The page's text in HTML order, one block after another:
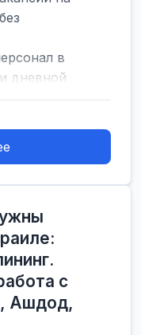
в
дневной
с
Ашдод,